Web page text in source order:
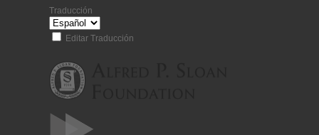
Traducción
Editar Traducción